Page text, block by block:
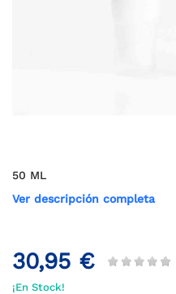
50 ML
Ver descripción completa
30,95 €
¡En Stock!